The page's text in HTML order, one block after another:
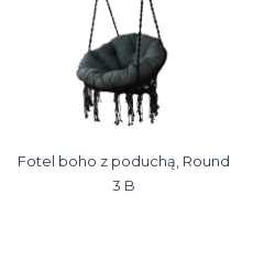
Fotel boho z poduchą, Round
3 B